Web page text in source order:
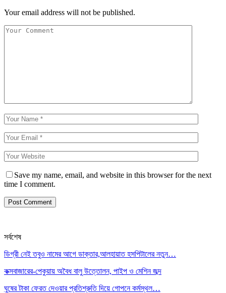
Your email address will not be published.
Save my name, email, and website in this browser for the next
time I comment.
সর্বশেষ
ডিগ্রী নেই তবুও নামের আগে ডাক্তার,আলহায়াত হসপিটালের নতুন…
কক্সবাজারের-পেকুয়ায় অবৈধ বালু উত্তোলন, পাইপ ও মেশিন জব্দ
ঘুষের টাকা ফেরত দেওয়ার প্রতিশ্রুতি দিয়ে গোপনে কর্মস্থল…